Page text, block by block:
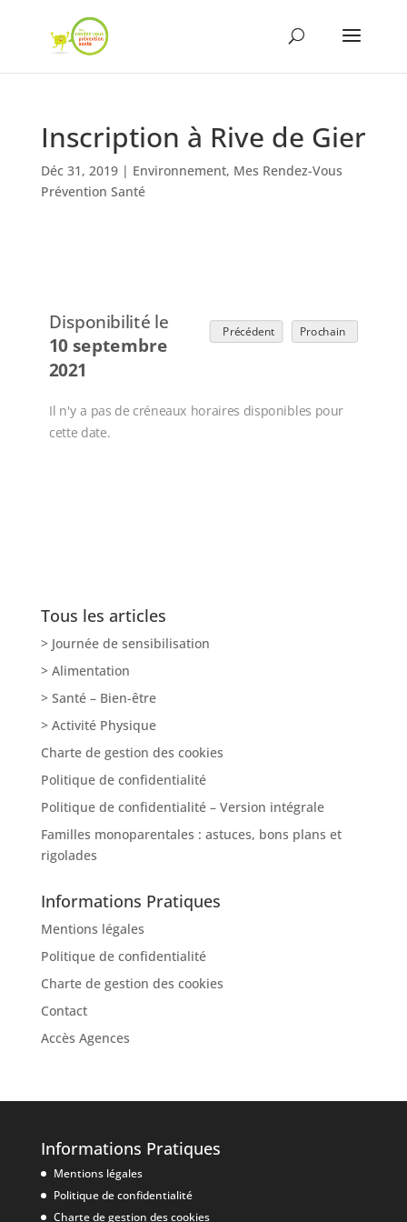
Inscription à Rive de Gier
Déc 31, 2019| Environnement, Mes Rendez-Vous
Prévention Santé
Disponibilité le
10 septembre
2021
Précédent Prochain
Il n'y a pas de créneaux horaires disponibles pour
cette date.
Tous les articles
> Journée de sensibilisation
> Alimentation
> Santé – Bien-être
> Activité Physique
Charte de gestion des cookies
Politique de confidentialité
Politique de confidentialité – Version intégrale
Familles monoparentales : astuces, bons plans et
rigolades
Informations Pratiques
Mentions légales
Politique de confidentialité
Charte de gestion des cookies
Contact
Accès Agences
Informations Pratiques
Mentions légales
Politique de confidentialité
Charte de gestion des cookies